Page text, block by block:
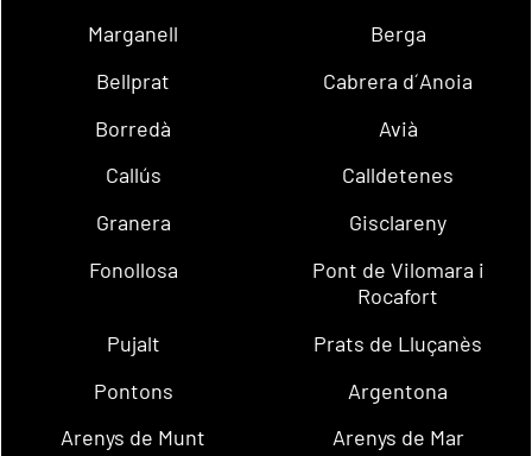
Marganell
Berga
Bellprat
Cabrera d´Anoia
Borredà
Avià
Callús
Calldetenes
Granera
Gisclareny
Fonollosa
Pont de Vilomara i
Rocafort
Pujalt
Prats de Lluçanès
Pontons
Argentona
Arenys de Munt
Arenys de Mar